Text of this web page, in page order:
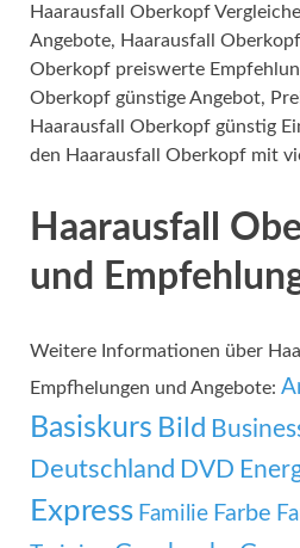
Haarausfall Oberkopf
Angebote, Haarausfall Oberkopf
Oberkopf preiswerte
Oberkopf günstige Angebot,
Haarausfall Oberkopf günstig
den Haarausfall Oberkopf mit
Haarausfall
und
Weitere Informationen über
Empfhelungen und Angebote:
Basiskurs Bild
Deutschland DVD
Express Familie Farbe